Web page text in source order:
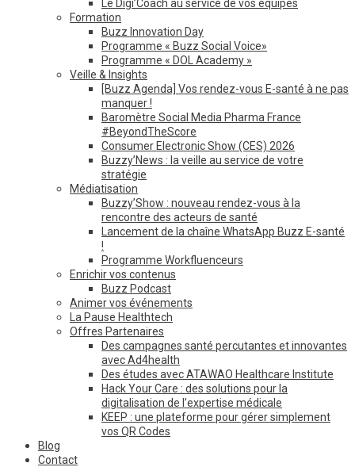
Le Digi’Coach au service de vos équipes
Formation
Buzz Innovation Day
Programme « Buzz Social Voice»
Programme « DOL Academy »
Veille & Insights
[Buzz Agenda] Vos rendez-vous E-santé à ne pas
manquer !
Baromètre Social Media Pharma France
#BeyondTheScore
Consumer Electronic Show (CES) 2026
Buzzy’News : la veille au service de votre
stratégie
Médiatisation
Buzzy’Show : nouveau rendez-vous à la
rencontre des acteurs de santé
Lancement de la chaîne WhatsApp Buzz E-santé
!
Programme Workfluenceurs
Enrichir vos contenus
Buzz Podcast
Animer vos événements
La Pause Healthtech
Offres Partenaires
Des campagnes santé percutantes et innovantes
avec Ad4health
Des études avec ATAWAO Healthcare Institute
Hack Your Care : des solutions pour la
digitalisation de l’expertise médicale
KEEP : une plateforme pour gérer simplement
vos QR Codes
Blog
Contact